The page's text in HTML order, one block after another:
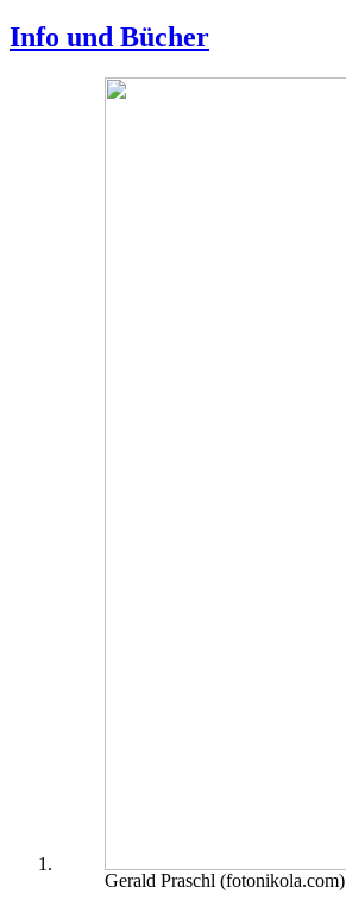
Info und Bücher
Gerald Praschl (fotonikola.com)